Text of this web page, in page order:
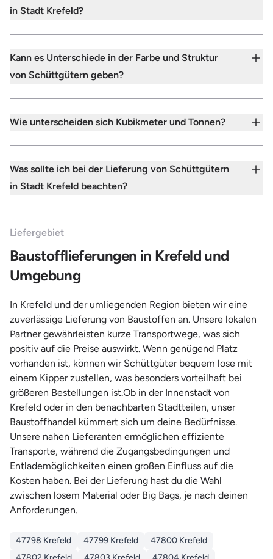
in Stadt Krefeld?
Kann es Unterschiede in der Farbe und Struktur
von Schüttgütern geben?
Wie unterscheiden sich Kubikmeter und Tonnen?
Was sollte ich bei der Lieferung von Schüttgütern
in Stadt Krefeld beachten?
Liefergebiet
Baustofflieferungen in Krefeld und
Umgebung
In Krefeld und der umliegenden Region bieten wir eine
zuverlässige Lieferung von Baustoffen an. Unsere lokalen
Partner gewährleisten kurze Transportwege, was sich
positiv auf die Preise auswirkt. Wenn genügend Platz
vorhanden ist, können wir Schüttgüter bequem lose mit
einem Kipper zustellen, was besonders vorteilhaft bei
größeren Bestellungen ist.Ob in der Innenstadt von
Krefeld oder in den benachbarten Stadtteilen, unser
Baustoffhandel kümmert sich um deine Bedürfnisse.
Unsere nahen Lieferanten ermöglichen effiziente
Transporte, während die Zugangsbedingungen und
Entlademöglichkeiten einen großen Einfluss auf die
Kosten haben. Bei der Lieferung hast du die Wahl
zwischen losem Material oder Big Bags, je nach deinen
Anforderungen.
47798 Krefeld 47799 Krefeld
47800 Krefeld